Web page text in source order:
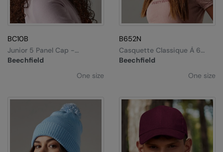
Regatta Junior
Regatta Safety Footwear
Result Recycled
Result Headwear
BC10B
Beechfield
Junior 5 Panel Cap -
Casquette 5 Panneaux Junior
One size
B652N
Beechfield
Casquette Classique À 6
Pans En Coton Biologique
One size